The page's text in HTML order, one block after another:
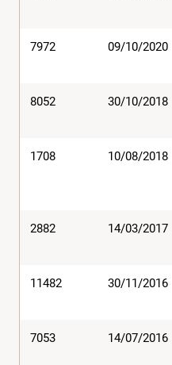
7972 09/10/2020
8052 30/10/2018
1708 10/08/2018
2882 14/03/2017
11482 30/11/2016
7053 14/07/2016